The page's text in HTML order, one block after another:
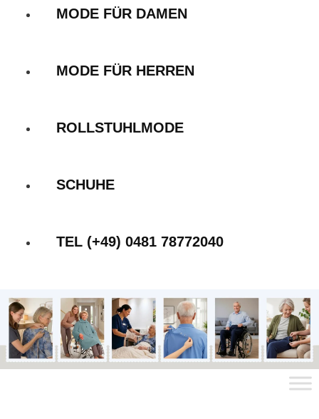
MODE FÜR DAMEN
MODE FÜR HERREN
ROLLSTUHLMODE
SCHUHE
TEL (+49) 0481 78772040